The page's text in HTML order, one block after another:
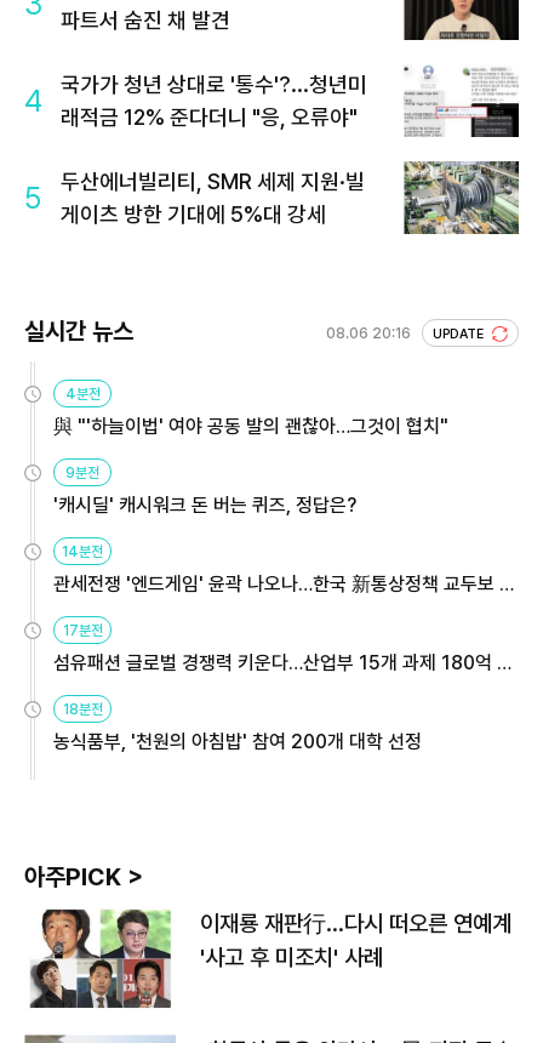
파트서 숨진 채 발견
4
국가가 청년 상대로 '통수'?...청년미
래적금 12% 준다더니 "응, 오류야"
5
두산에너빌리티, SMR 세제 지원·빌
게이츠 방한 기대에 5%대 강세
실시간 뉴스 08.06 20:16 UPDATE
4분전
與 "'하늘이법' 여야 공동 발의 괜찮아…그것이 협치"
9분전
'캐시딜' 캐시워크 돈 버는 퀴즈, 정답은?
14분전
관세전쟁 '엔드게임' 윤곽 나오나…한국 新통상정책 교두보 활
용해야
17분전
섬유패션 글로벌 경쟁력 키운다…산업부 15개 과제 180억 지
원
18분전
농식품부, '천원의 아침밥' 참여 200개 대학 선정
아주PICK >
이재룡 재판行…다시 떠오른 연예계
'사고 후 미조치' 사례